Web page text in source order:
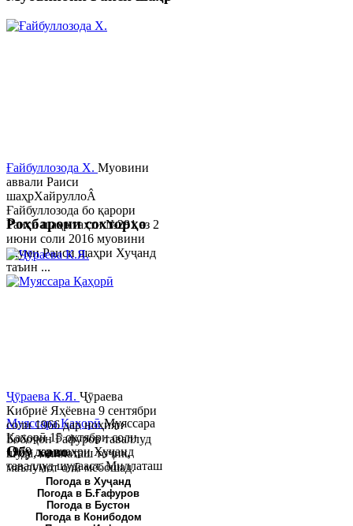
Ғайбуллозода Х. Муовини
аввали Раиси
шаҳрХайруллоÂ
Ғайбуллозода бо қарори
Раиси шаҳр таҳти №281 аз 2
июни соли 2016 муовини
якуми Раиси шаҳри Хуҷанд
таъин ...
Муяссара ҚаҳорӣМуяссара
Қаҳорӣ 15 октябри соли
1979 дар шаҳри Хуҷанд
таваллуд шудааст. Миллаташ
тоҷик. Маълумот олӣ. Соли
2002 Донишгоҳи давлатии
Хуҷанд ба...
Роҳбарони сохторҳо
Ҷӯраева К.Я. Ҷӯраева
Кибриё Яҳёевна 9 сентябри
соли 1966 дар ноҳияи
Бобоҷон Ғафуров таваллуд
шуда, миллаташ тоҷик,
маълумот олӣ мебошад.
Соли 1997 Донишг...
Обу хаво
Погода в Хуҷанд
Погода в Б.Ғафуров
Погода в Бустон
Погода в Конибодом